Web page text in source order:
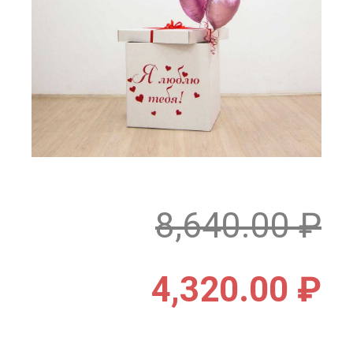
8,640.00₽
4,320.00 ₽